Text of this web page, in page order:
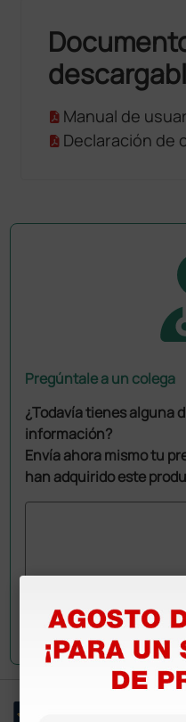
Manual de
Declaración de
Pregúntale a un colega
¿Todavía tienes alguna
información?
Envía ahora mismo tu
han adquirido este
Envía